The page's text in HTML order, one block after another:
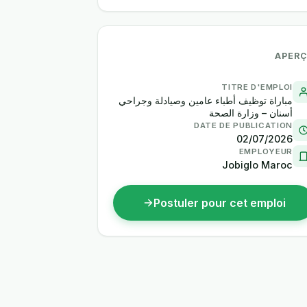
TITRE D'EMPLOI
مباراة توظيف أطباء عامين وصيادلة وجراحي
أسنان – وزارة الصحة
DATE DE PUBLICATION
02/07/2026
EMPLOYEUR
Jobiglo Maroc
Postuler pour cet emploi